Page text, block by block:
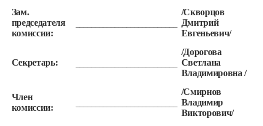
Зам.
председателя
комиссии:
/Скворцов
Дмитрий
Евгеньевич/
Секретарь:
/Дорогова
Светлана
Владимировна /
Член
комиссии:
/Смирнов
Владимир
Викторович/